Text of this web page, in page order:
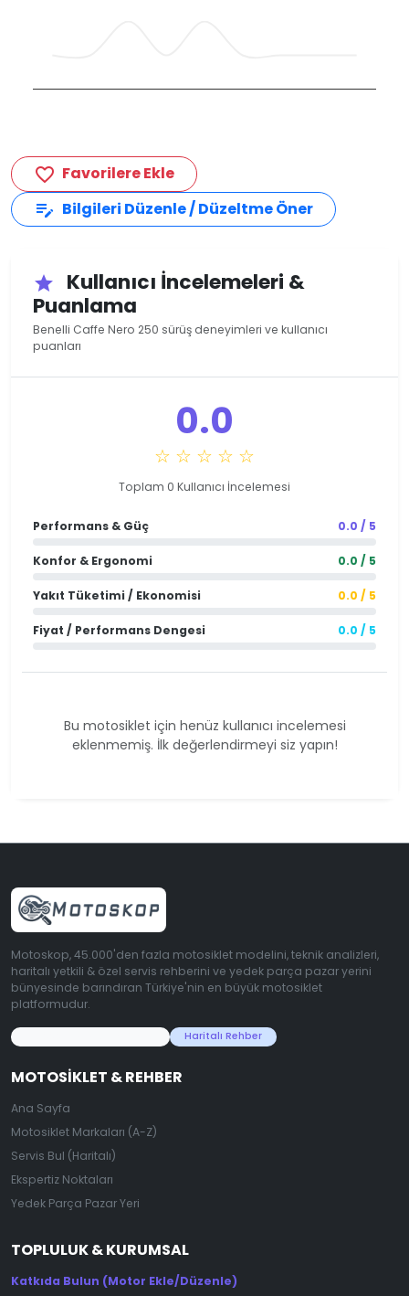
favorite_border Favorilere Ekle
edit_note Bilgileri Düzenle / Düzeltme Öner
star
Kullanıcı İncelemeleri &
Puanlama
Benelli Caffe Nero 250 sürüş deneyimleri ve kullanıcı
puanları
0.0
☆ ☆ ☆ ☆ ☆
Toplam 0 Kullanıcı İncelemesi
Performans & Güç 0.0 / 5
Konfor & Ergonomi 0.0 / 5
Yakıt Tüketimi / Ekonomisi 0.0 / 5
Fiyat / Performans Dengesi 0.0 / 5
Bu motosiklet için henüz kullanıcı incelemesi
eklenmemiş. İlk değerlendirmeyi siz yapın!
Motoskop, 45.000'den fazla motosiklet modelini, teknik analizleri,
haritalı yetkili & özel servis rehberini ve yedek parça pazar yerini
bünyesinde barındıran Türkiye'nin en büyük motosiklet
platformudur.
Haritalı Rehber
MOTOSIKLET & REHBER
Ana Sayfa
Motosiklet Markaları (A-Z)
Servis Bul (Haritalı)
Ekspertiz Noktaları
Yedek Parça Pazar Yeri
TOPLULUK & KURUMSAL
Katkıda Bulun (Motor Ekle/Düzenle)